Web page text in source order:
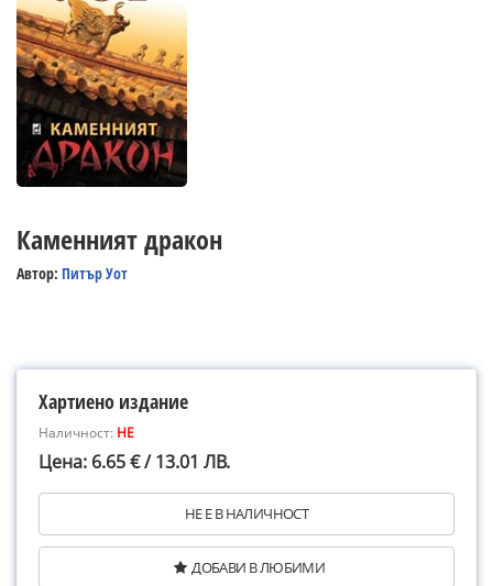
Каменният дракон
Автор: Питър Уот
Хартиено издание
Наличност: НЕ
Цена: 6.65 € / 13.01 ЛВ.
НЕ Е В НАЛИЧНОСТ
ДОБАВИ В ЛЮБИМИ